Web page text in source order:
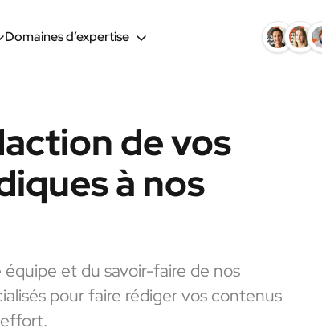
Domaines d’expertise
de vos
à nos
et du savoir-faire de nos
pour faire rédiger vos contenus